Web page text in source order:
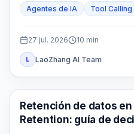
Agentes de IA Tool Calling
27 jul. 2026 10 min
L LaoZhang AI Team
Guías API
Retención de datos
Retention: guía de